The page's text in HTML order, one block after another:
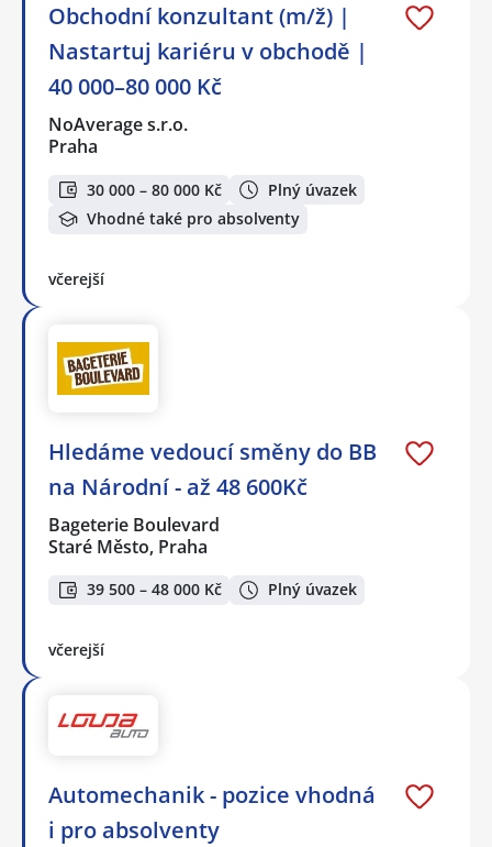
Obchodní konzultant (m/ž) |
Nastartuj kariéru v obchodě |
40 000–80 000 Kč
NoAverage s.r.o.
Praha
30 000 – 80 000 Kč
Plný úvazek
Vhodné také pro absolventy
včerejší
Hledáme vedoucí směny do BB
na Národní - až 48 600Kč
Bageterie Boulevard
Staré Město, Praha
39 500 – 48 000 Kč Plný úvazek
včerejší
Automechanik - pozice vhodná
i pro absolventy